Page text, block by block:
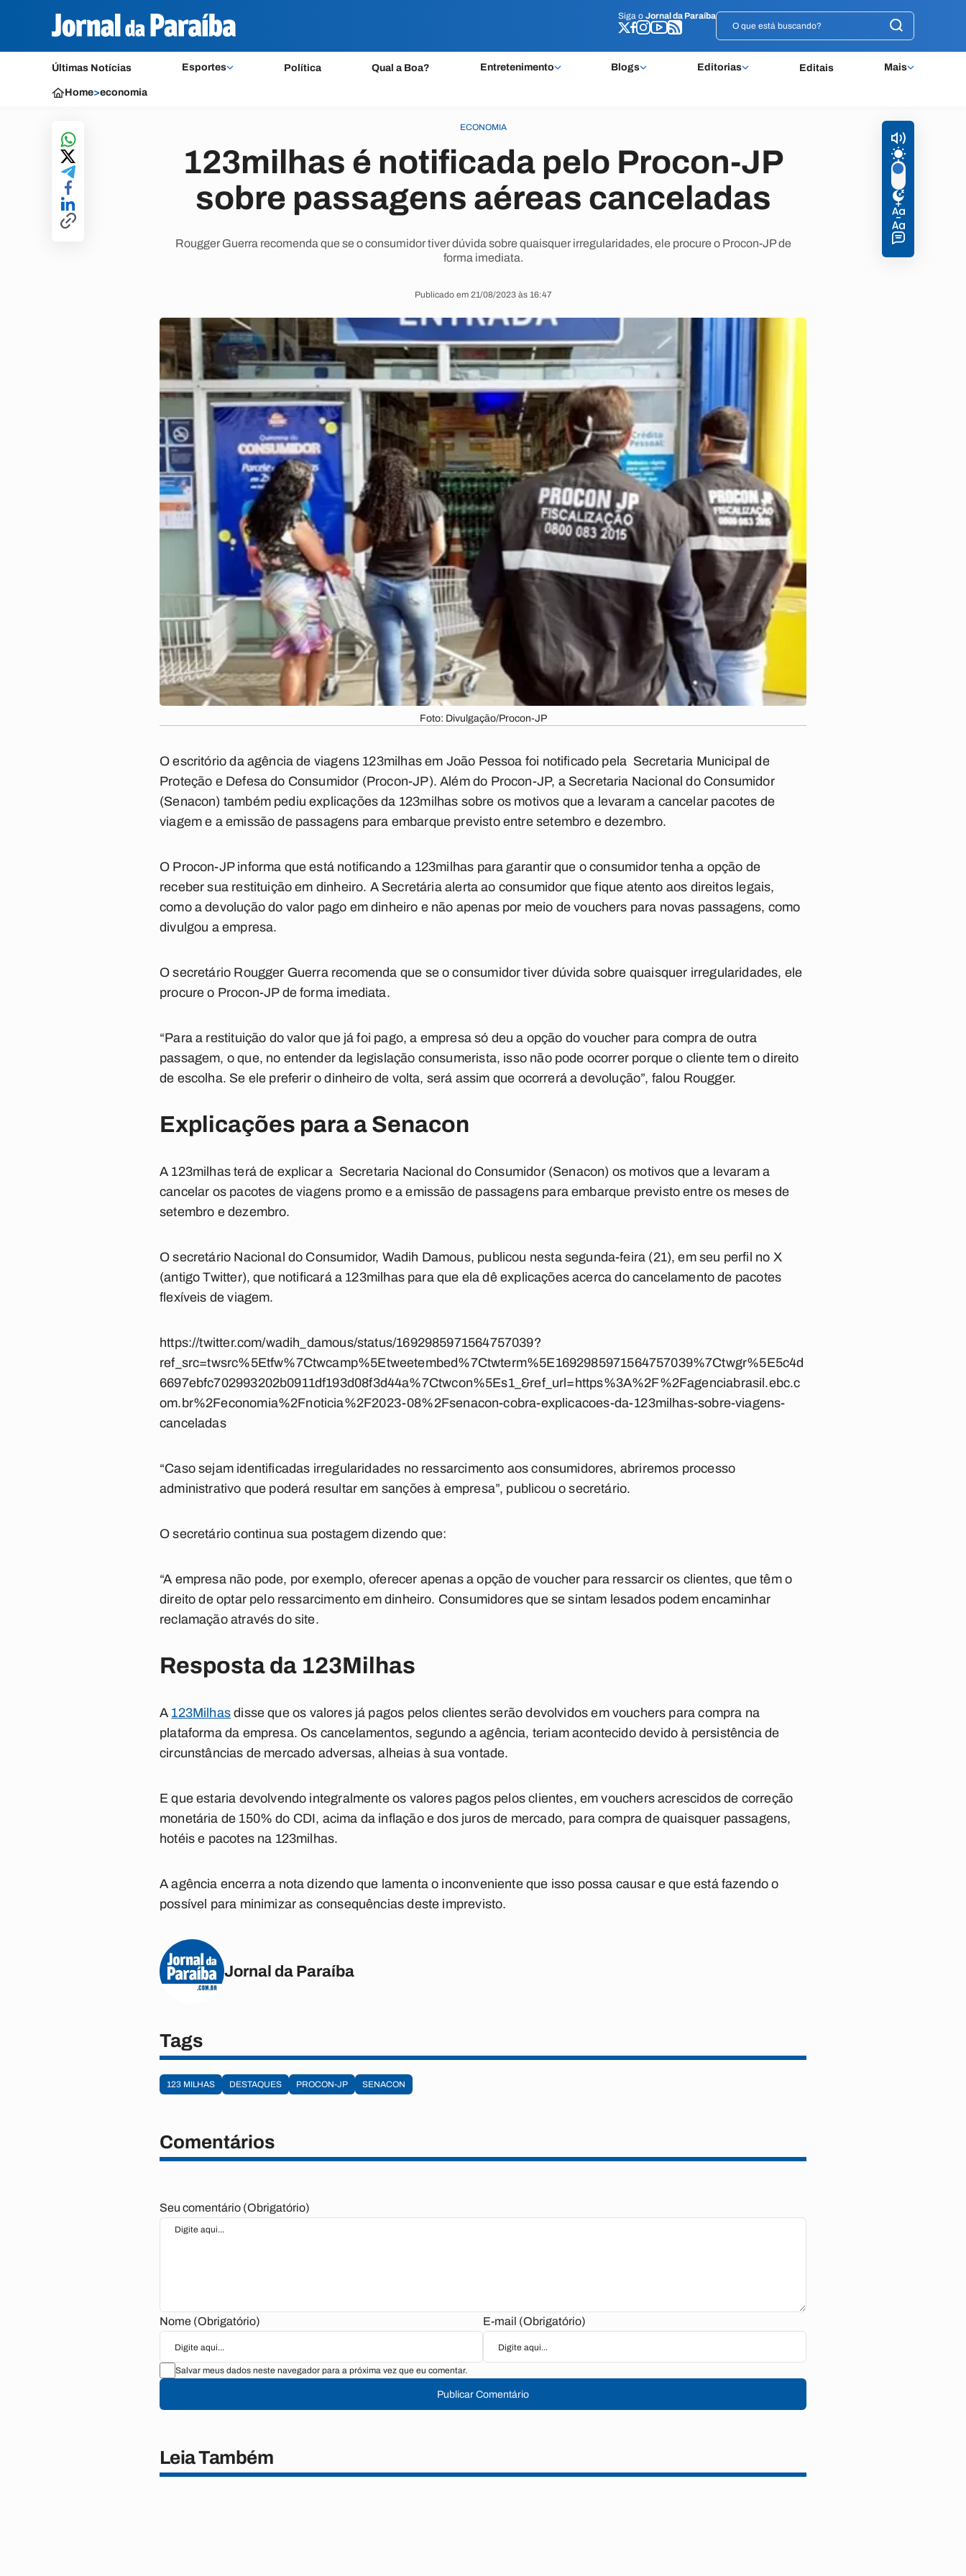
Siga o Jornal da Paraíba
Últimas Notícias Esportes Política Qual a Boa? Entretenimento Blogs Editorias Editais Mais
Siga o Jornal da Paraíba
Home>economia
ECONOMIA
123milhas é notificada pelo Procon-JP
sobre passagens aéreas canceladas
Rougger Guerra recomenda que se o consumidor tiver dúvida sobre quaisquer irregularidades, ele procure o Procon-JP de
forma imediata.
Publicado em 21/08/2023 às 16:47
Foto: Divulgação/Procon-JP
O escritório da agência de viagens 123milhas em João Pessoa foi notificado pela Secretaria Municipal de
Proteção e Defesa do Consumidor (Procon-JP). Além do Procon-JP, a Secretaria Nacional do Consumidor
(Senacon) também pediu explicações da 123milhas sobre os motivos que a levaram a cancelar pacotes de
viagem e a emissão de passagens para embarque previsto entre setembro e dezembro.
O Procon-JP informa que está notificando a 123milhas para garantir que o consumidor tenha a opção de
receber sua restituição em dinheiro. A Secretária alerta ao consumidor que fique atento aos direitos legais,
como a devolução do valor pago em dinheiro e não apenas por meio de vouchers para novas passagens, como
divulgou a empresa.
O secretário Rougger Guerra recomenda que se o consumidor tiver dúvida sobre quaisquer irregularidades, ele
procure o Procon-JP de forma imediata.
“Para a restituição do valor que já foi pago, a empresa só deu a opção do voucher para compra de outra
passagem, o que, no entender da legislação consumerista, isso não pode ocorrer porque o cliente tem o direito
de escolha. Se ele preferir o dinheiro de volta, será assim que ocorrerá a devolução”, falou Rougger.
Explicações para a Senacon
A 123milhas terá de explicar a Secretaria Nacional do Consumidor (Senacon) os motivos que a levaram a
cancelar os pacotes de viagens promo e a emissão de passagens para embarque previsto entre os meses de
setembro e dezembro.
O secretário Nacional do Consumidor, Wadih Damous, publicou nesta segunda-feira (21), em seu perfil no X
(antigo Twitter), que notificará a 123milhas para que ela dê explicações acerca do cancelamento de pacotes
flexíveis de viagem.
https://twitter.com/wadih_damous/status/1692985971564757039?
ref_src=twsrc%5Etfw%7Ctwcamp%5Etweetembed%7Ctwterm%5E1692985971564757039%7Ctwgr%5E5c4d
6697ebfc702993202b0911df193d08f3d44a%7Ctwcon%5Es1_&ref_url=https%3A%2F%2Fagenciabrasil.ebc.c
om.br%2Feconomia%2Fnoticia%2F2023-08%2Fsenacon-cobra-explicacoes-da-123milhas-sobre-viagens-
canceladas
“Caso sejam identificadas irregularidades no ressarcimento aos consumidores, abriremos processo
administrativo que poderá resultar em sanções à empresa”, publicou o secretário.
O secretário continua sua postagem dizendo que:
“A empresa não pode, por exemplo, oferecer apenas a opção de voucher para ressarcir os clientes, que têm o
direito de optar pelo ressarcimento em dinheiro. Consumidores que se sintam lesados podem encaminhar
reclamação através do site.
Resposta da 123Milhas
A 123Milhas disse que os valores já pagos pelos clientes serão devolvidos em vouchers para compra na
plataforma da empresa. Os cancelamentos, segundo a agência, teriam acontecido devido à persistência de
circunstâncias de mercado adversas, alheias à sua vontade.
E que estaria devolvendo integralmente os valores pagos pelos clientes, em vouchers acrescidos de correção
monetária de 150% do CDI, acima da inflação e dos juros de mercado, para compra de quaisquer passagens,
hotéis e pacotes na 123milhas.
A agência encerra a nota dizendo que lamenta o inconveniente que isso possa causar e que está fazendo o
possível para minimizar as consequências deste imprevisto.
Jornal da Paraíba
Tags
123 MILHAS DESTAQUES PROCON-JP SENACON
Comentários
Seu comentário (Obrigatório)
Nome (Obrigatório) E-mail (Obrigatório)
Salvar meus dados neste navegador para a próxima vez que eu comentar.
Publicar Comentário
Leia Também